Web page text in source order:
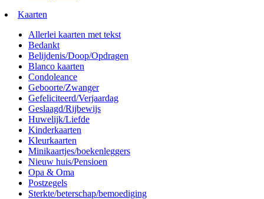
Kaarten
Allerlei kaarten met tekst
Bedankt
Belijdenis/Doop/Opdragen
Blanco kaarten
Condoleance
Geboorte/Zwanger
Gefeliciteerd/Verjaardag
Geslaagd/Rijbewijs
Huwelijk/Liefde
Kinderkaarten
Kleurkaarten
Minikaartjes/boekenleggers
Nieuw huis/Pensioen
Opa & Oma
Postzegels
Sterkte/beterschap/bemoediging